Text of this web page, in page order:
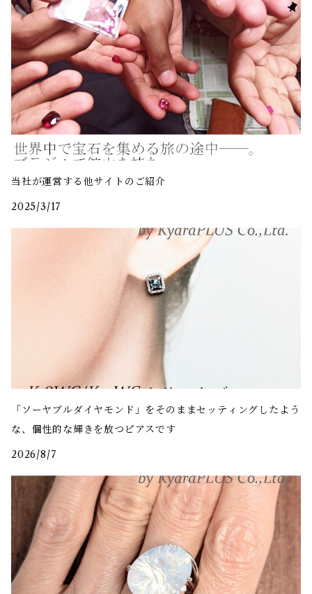
当社が運営する他サイトのご紹介
2025/3/17
「ソーヤブルダイヤモンド」をそのままセッティングしたよう
な、個性的な輝きを放つピアスです
2026/8/7